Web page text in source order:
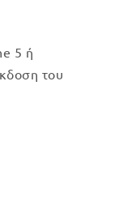
5 ή
του